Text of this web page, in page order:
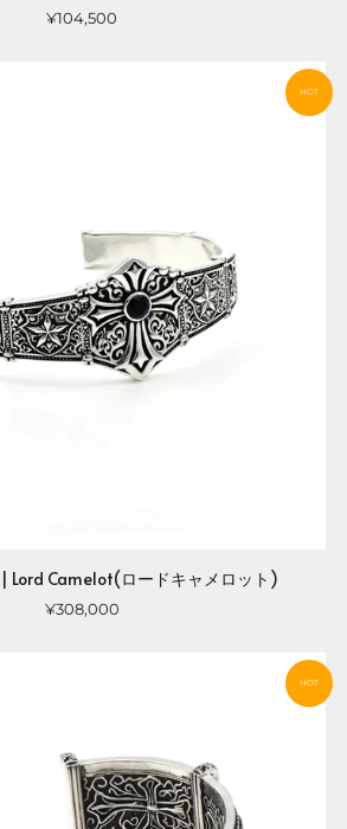
¥104,500
HOT
| Lord Camelot(ロードキャメロット)
¥308,000
HOT